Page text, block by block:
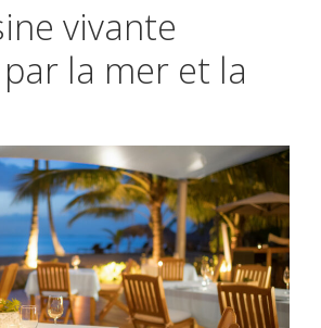
vivante
la mer et la